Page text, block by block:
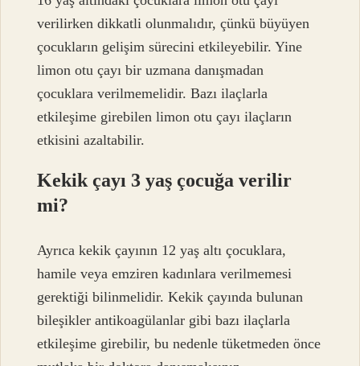
verilirken dikkatli olunmalıdır, çünkü büyüyen
çocukların gelişim sürecini etkileyebilir. Yine
limon otu çayı bir uzmana danışmadan
çocuklara verilmemelidir. Bazı ilaçlarla
etkileşime girebilen limon otu çayı ilaçların
etkisini azaltabilir.
Kekik çayı 3 yaş çocuğa verilir
mi?
Ayrıca kekik çayının 12 yaş altı çocuklara,
hamile veya emziren kadınlara verilmemesi
gerektiği bilinmelidir. Kekik çayında bulunan
bileşikler antikoagülanlar gibi bazı ilaçlarla
etkileşime girebilir, bu nedenle tüketmeden önce